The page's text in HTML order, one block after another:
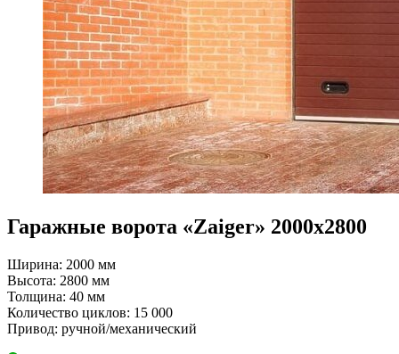
Гаражные ворота «Zaiger» 2000x2800
Ширина: 2000 мм
Высота: 2800 мм
Толщина: 40 мм
Количество циклов: 15 000
Привод: ручной/механический